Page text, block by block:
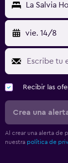
La Salvia
vie. 14/8
Recibir las
Crea una
Al crear una alerta de
nuestra política de